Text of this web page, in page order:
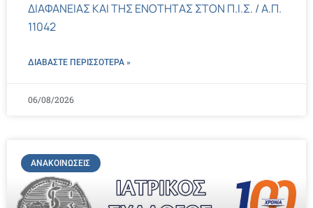
ΔΙΑΦΑΝΕΙΑΣ ΚΑΙ ΤΗΣ ΕΝΟΤΗΤΑΣ ΣΤΟΝ Π.Ι.Σ. / Α.Π.
11042
ΔΙΑΒΑΣΤΕ ΠΕΡΙΣΣΌΤΕΡΑ »
06/08/2026
ΑΝΑΚΟΙΝΏΣΕΙΣ